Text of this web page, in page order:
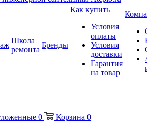
Школа
ремонта
Бренды
Как купить
Условия
оплаты
Условия
доставки
Гарантия
на товар
0 Корзина 0